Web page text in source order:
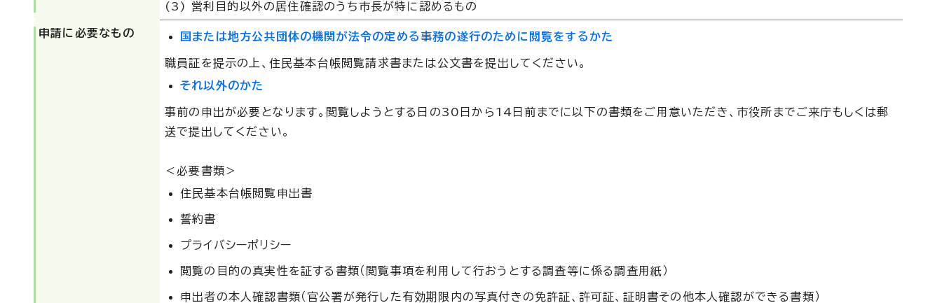
(3) 営利目的以外の居住確認のうち市長が特に認めるもの
申請に必要なもの 国または地方公共団体の機関が法令の定める事務の遂行のために閲覧をするかた
職員証を提示の上、住民基本台帳閲覧請求書または公文書を提出してください。
それ以外のかた
事前の申出が必要となります。閲覧しようとする日の30日から14日前までに以下の書類をご用意いただき、市役所までご来庁もしくは郵
送で提出してください。
＜必要書類＞
住民基本台帳閲覧申出書
誓約書
プライバシーポリシー
閲覧の目的の真実性を証する書類（閲覧事項を利用して行おうとする調査等に係る調査用紙）
申出者の本人確認書類（官公署が発行した有効期限内の写真付きの免許証、許可証、証明書その他本人確認ができる書類）